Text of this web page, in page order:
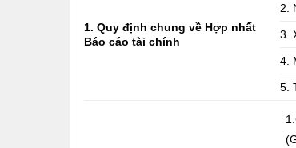
1. Quy định chung về Hợp nhất
Báo cáo tài chính
2.
3.
4.
5.